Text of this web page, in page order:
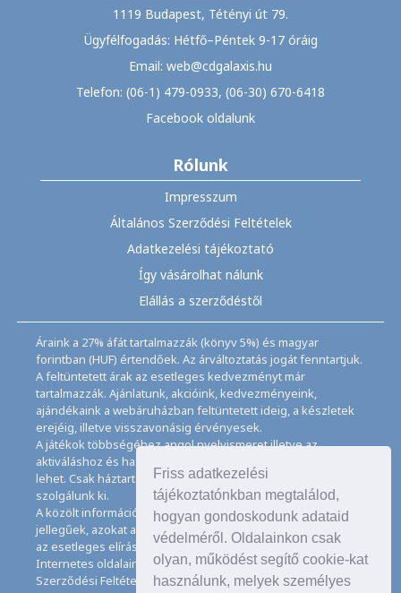
Friss adatkezelési
tájékoztatónkban megtalálod,
hogyan gondoskodunk adataid
védelméről. Oldalainkon csak
olyan, működést segítő cookie-kat
használunk, melyek személyes
1119 Budapest, Tétényi út 79.
Ügyfélfogadás: Hétfő–Péntek 9-17 óráig
Email: web@cdgalaxis.hu
Telefon: (06-1) 479-0933, (06-30) 670-6418
Facebook oldalunk
Rólunk
Impresszum
Általános Szerződési Feltételek
Adatkezelési tájékoztató
Így vásárolhat nálunk
Elállás a szerződéstől
Áraink a 27% áfát tartalmazzák (könyv 5%) és magyar
forintban (HUF) értendőek. Az árváltoztatás jogát fenntartjuk.
A feltüntetett árak az esetleges kedvezményt már
tartalmazzák. Ajánlatunk, akcióink, kedvezményeink,
ajándékaink a webáruházban feltüntetett ideig, a készletek
erejéig, illetve visszavonásig érvényesek.
A játékok többségéhez angol nyelvismeret illetve az
aktiváláshoz és használathoz internet kapcsolat szükséges
lehet. Csak háztartásban használatos mennyiségeket
szolgálunk ki.
A közölt információk, adatok, besorolások tájékoztató
jellegűek, azokat a legnagyobb gondossággal kezeljük, de
az esetleges elírásokért felelősséget nem tudunk vállalni.
Internetes oldalaink használatával elfogadja az Általános
Szerződési Feltételeinket és Adatkezelési Tájékoztatónkat,